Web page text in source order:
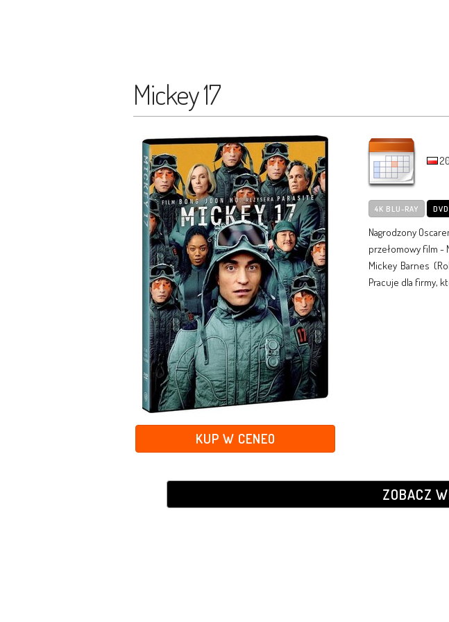
Mickey 17
KUP W CENEO
4K BLU-RAY DVD
Nagrodzony
przełomowy film -
Mickey Barnes
Pracuje dla firmy,
ZOBACZ